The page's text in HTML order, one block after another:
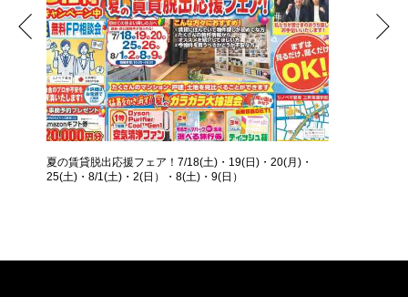
夏の賃貸脱出応援フェア！7/18(土)・19(日)・20(月)・
25(土)・8/1(土)・2(日）・8(土)・9(日）